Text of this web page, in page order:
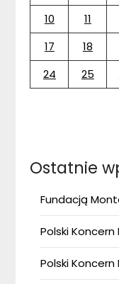
10
11
17
18
24
25
Ostatnie
Fundacją
Polski Koncern
Polski Koncern